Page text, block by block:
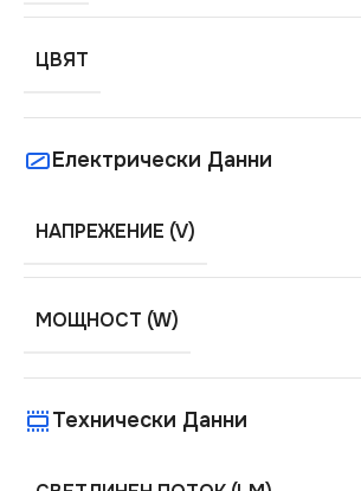
ЦВЯТ
Електрически Данни
НАПРЕЖЕНИЕ (V)
МОЩНОСТ (W)
Технически Данни